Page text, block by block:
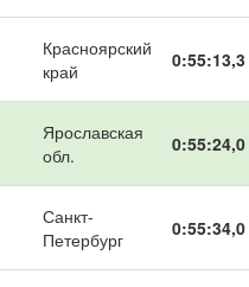
Красноярский
край
0:55:13,3
Ярославская
обл.
0:55:24,0
Санкт-
Петербург
0:55:34,0